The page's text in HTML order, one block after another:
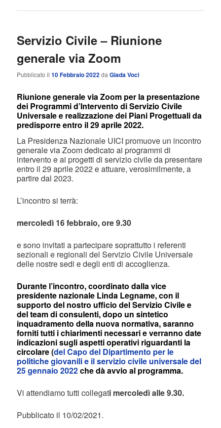
Servizio Civile – Riunione
generale via Zoom
Pubblicato il10 Febbraio 2022daGiada Voci
Riunione generale via Zoom per la presentazione
dei Programmi d’Intervento di Servizio Civile
Universale e realizzazione dei Piani Progettuali da
predisporre entro il 29 aprile 2022.
La Presidenza Nazionale UICI promuove un incontro
generale via Zoom dedicato ai programmi di
intervento e ai progetti di servizio civile da presentare
entro il 29 aprile 2022 e attuare, verosimilmente, a
partire dal 2023.
L’incontro si terrà:
mercoledì 16 febbraio, ore 9.30
e sono invitati a partecipare soprattutto i referenti
sezionali e regionali del Servizio Civile Universale
delle nostre sedi e degli enti di accoglienza.
Durante l’incontro, coordinato dalla vice
presidente nazionale Linda Legname, con il
supporto del nostro ufficio del Servizio Civile e
del team di consulenti, dopo un sintetico
inquadramento della nuova normativa, saranno
forniti tutti i chiarimenti necessari e verranno date
indicazioni sugli aspetti operativi riguardanti la
circolare (del Capo del Dipartimento per le
politiche giovanili e il servizio civile universale del
25 gennaio 2022che dà avvio al programma.
Vi attendiamo tutti collegati mercoledì alle 9.30.
Pubblicato il 10/02/2021.